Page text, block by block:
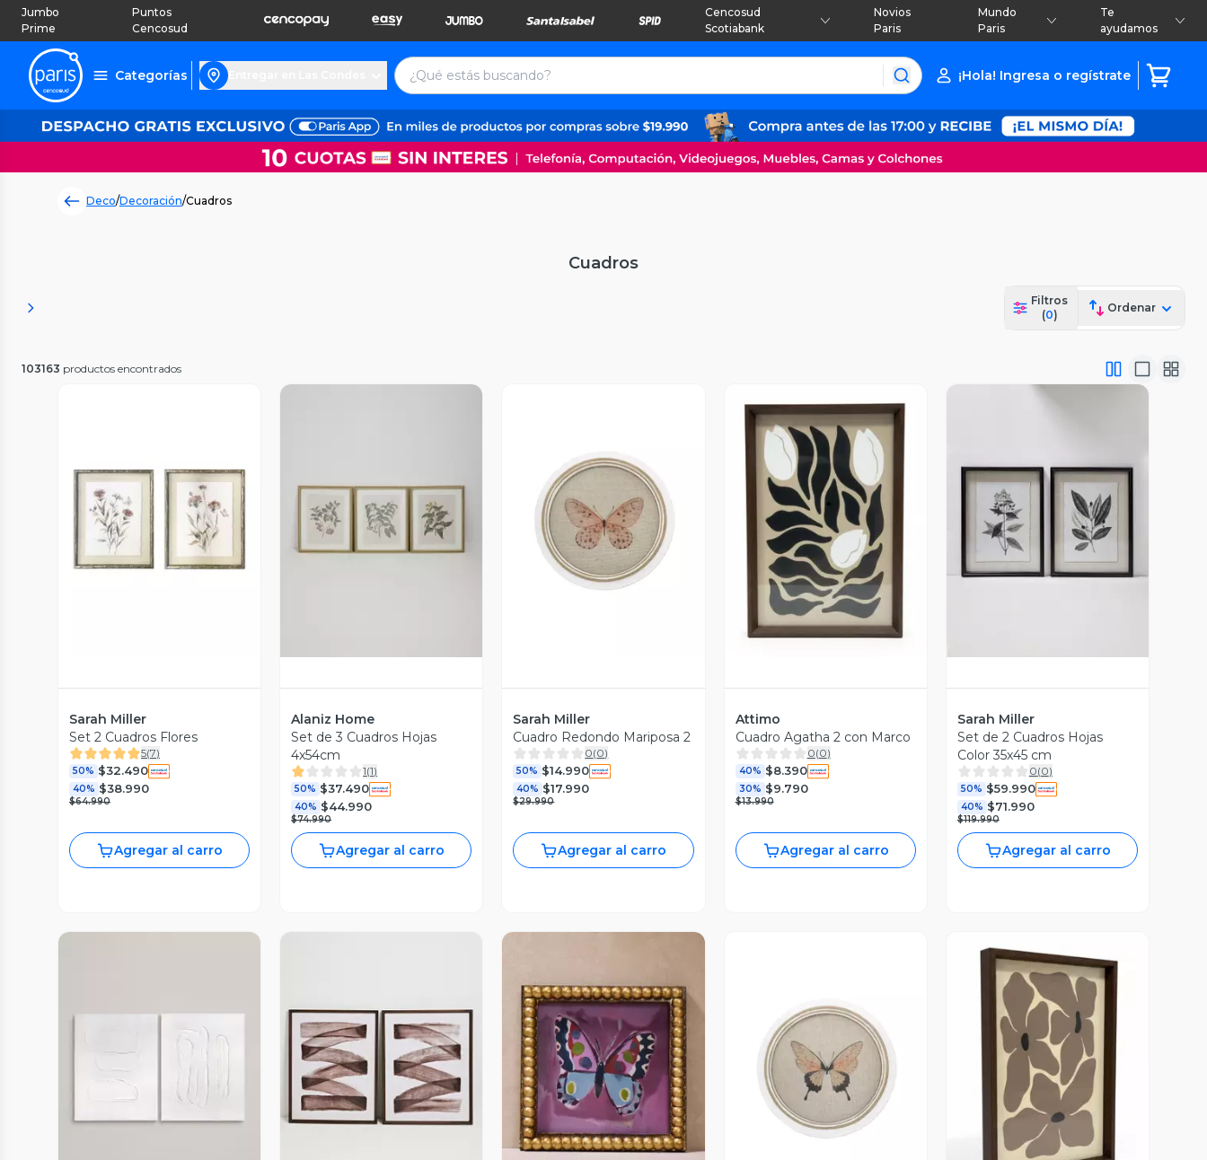
Jumbo
Prime
Puntos
Cencosud
Cencosud
Scotiabank
Novios
Paris
Mundo
Paris
Te
ayudamos
Categorías ¡Hola! Ingresa o regístrate
Deco/Decoración/Cuadros
Cuadros
Filtros
(0)
Ordenar
103163 productos encontrados
Vista Previa
Sarah Miller
Set 2 Cuadros Flores
5(7)
50% $32.490
40% $38.990
$64.990
Agregar al carro
Vista Previa
Alaniz Home
Set de 3 Cuadros Hojas
4x54cm
1(1)
50% $37.490
40% $44.990
$74.990
Agregar al carro
Vista Previa
Sarah Miller
Cuadro Redondo Mariposa 2
0(0)
50% $14.990
40% $17.990
$29.990
Agregar al carro
Vista Previa
Attimo
Cuadro Agatha 2 con Marco
0(0)
40% $8.390
30% $9.790
$13.990
Agregar al carro
Vista Previa
Sarah Miller
Set de 2 Cuadros Hojas
Color 35x45 cm
0(0)
50% $59.990
40% $71.990
$119.990
Agregar al carro
Vista Previa Vista Previa Vista Previa Vista Previa